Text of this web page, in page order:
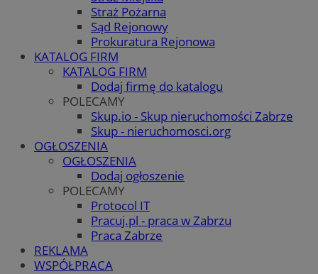
Straż Pożarna
Sąd Rejonowy
Prokuratura Rejonowa
KATALOG FIRM
KATALOG FIRM
Dodaj firmę do katalogu
POLECAMY
Skup.io - Skup nieruchomości Zabrze
Skup - nieruchomosci.org
OGŁOSZENIA
OGŁOSZENIA
Dodaj ogłoszenie
POLECAMY
Protocol IT
Pracuj.pl - praca w Zabrzu
Praca Zabrze
REKLAMA
WSPÓŁPRACA